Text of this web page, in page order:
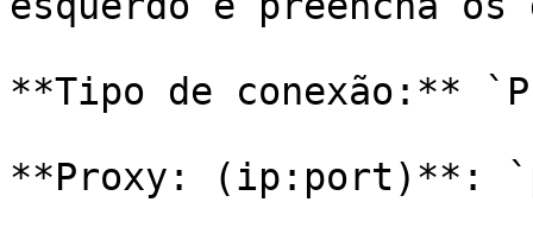
**Tipo de conexão:**
**Proxy: (ip:port)**: